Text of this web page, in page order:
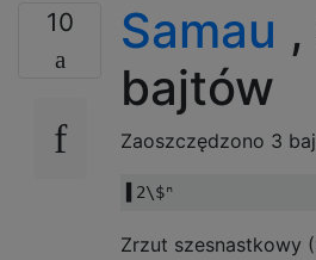
10 Samau ,
bajtów
Zaoszczędzono 3
Zrzut szesnastkowy